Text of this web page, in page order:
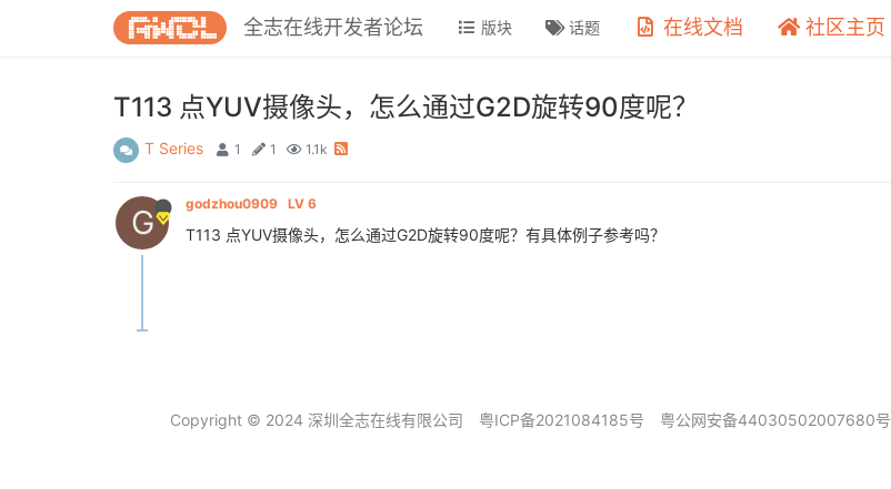
全志在线开发者论坛 版块 话题 在线文档 社区主页
T113 点YUV摄像头，怎么通过G2D旋转90度呢？
T Series 1 1 1.1k
G godzhou0909 LV 6
T113 点YUV摄像头，怎么通过G2D旋转90度呢？有具体例子参考吗？
Copyright © 2024 深圳全志在线有限公司 粤ICP备2021084185号 粤公网安备44030502007680号